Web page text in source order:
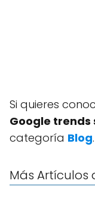
Si quieres
Google trends
categoría Blog.
Más Artículos